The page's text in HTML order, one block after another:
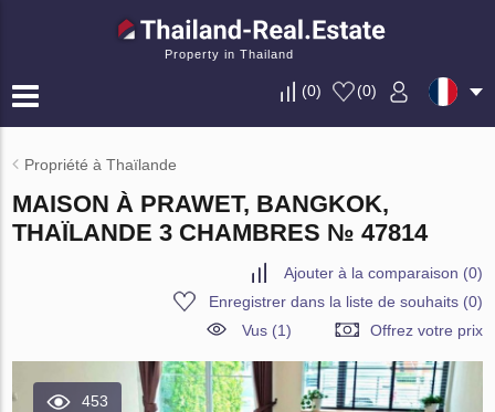
Property in Thailand
(0) (0)
Propriété à Thaïlande
MAISON À PRAWET, BANGKOK,
THAÏLANDE 3 CHAMBRES № 47814
Ajouter à la comparaison (0)
Enregistrer dans la liste de souhaits(0)
Vus (1)
Offrez votre prix
453